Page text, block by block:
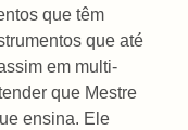
que têm
que até
em multi-
que Mestre
ensina. Ele